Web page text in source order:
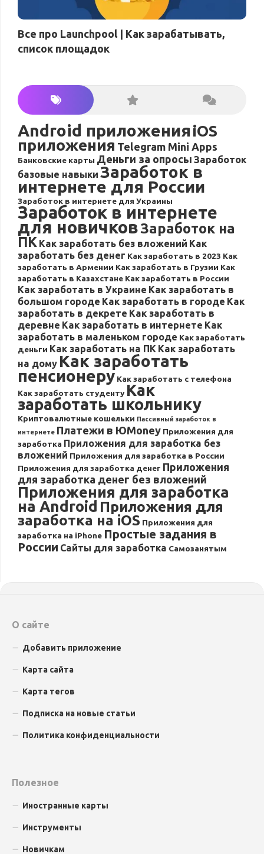
Все про Launchpool | Как зарабатывать,
список площадок
Android приложения iOS
приложения Telegram Mini Apps
Банковские карты Деньги за опросы Заработок
базовые навыки Заработок в
интернете для России
Заработок в интернете для Украины
Заработок в интернете
для новичковЗаработок на
ПК Как заработать без вложений Как
заработать без денег Как заработать в 2023 Как
заработать в Армении Как заработать в Грузии Как
заработать в Казахстане Как заработать в России
Как заработать в Украине Как заработать в
большом городе Как заработать в городе Как
заработать в декрете Как заработать в
деревне Как заработать в интернете Как
заработать в маленьком городе Как заработать
деньги Как заработать на ПК Как заработать
на дому Как заработать
пенсионеру Как заработать с телефона
Как заработать студенту Как
заработать школьнику
Криптовалютные кошельки Пассивный заработок в
интернете Платежи в ЮMoney Приложения для
заработка Приложения для заработка без
вложений Приложения для заработка в России
Приложения для заработка денег Приложения
для заработка денег без вложений
Приложения для заработка
на Android Приложения для
заработка на iOS Приложения для
заработка на iPhone Простые задания в
России Сайты для заработка Самозанятым
О сайте
Добавить приложение
Карта сайта
Карта тегов
Подписка на новые статьи
Политика конфиденциальности
Полезное
Иностранные карты
Инструменты
Новичкам